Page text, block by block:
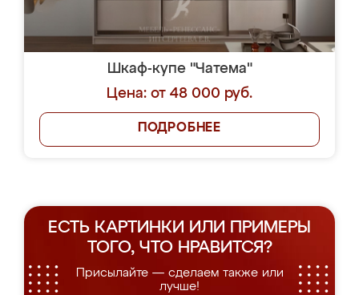
Шкаф-купе "Чатема"
Цена: от 48 000 руб.
ПОДРОБНЕЕ
ЕСТЬ КАРТИНКИ ИЛИ ПРИМЕРЫ
ТОГО, ЧТО НРАВИТСЯ?
Присылайте — сделаем также или
лучше!